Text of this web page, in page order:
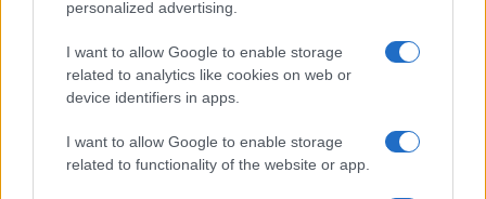
personalized advertising.
I want to allow Google to enable storage
related to analytics like cookies on web or
device identifiers in apps.
I want to allow Google to enable storage
related to functionality of the website or app.
2020 e il 20 per cento in più nel 2021. La carenza è
derivata da unamaggiore domanda
, non da
problemi con l’offerta.
Le ipotesi di attacco cinese